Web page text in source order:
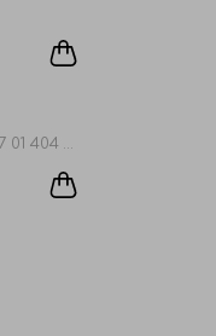
Sale